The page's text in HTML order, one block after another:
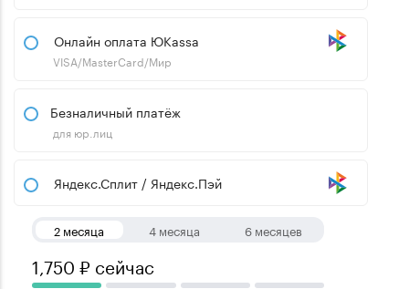
Онлайн оплата ЮKassa
VISA/MasterCard/Мир
Безналичный платёж
для юр.лиц
Яндекс.Сплит / Яндекс.Пэй
2 месяца 4 месяца 6 месяцев
1,750 ₽ сейчас